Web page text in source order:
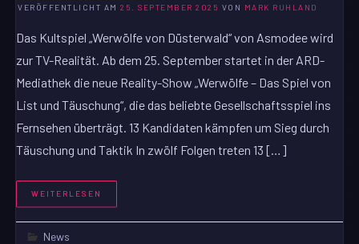
VERÖFFENTLICHT AM25. SEPTEMBER 2025 VON MARK RUHLAND
Das Kultspiel „Werwölfe von Düsterwald“ von Asmodee wird
zur TV-Realität. Ab dem 25. September startet in der ARD-
Mediathek die neue Reality-Show „Werwölfe – Das Spiel von
List und Täuschung“, die das beliebte Gesellschaftsspiel ins
Fernsehen überträgt. 13 Kandidaten kämpfen um Sieg durch
Täuschung und Taktik In zwölf Folgen treten 13 […]
WEITERLESEN
News